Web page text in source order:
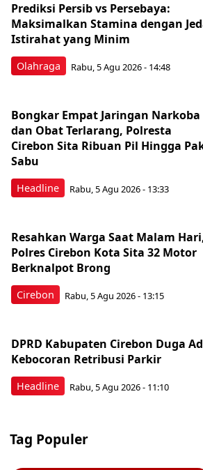
Olahraga
Prediksi Persib vs Persebaya:
Maksimalkan Stamina dengan
Istirahat yang Minim
Rabu, 5 Agu 2026 - 14:48
Headline
Bongkar Empat Jaringan Narkoba
dan Obat Terlarang, Polresta
Cirebon Sita Ribuan Pil Hingga
Sabu
Rabu, 5 Agu 2026 - 13:33
Cirebon
Resahkan Warga Saat Malam
Polres Cirebon Kota Sita 32 Motor
Berknalpot Brong
Rabu, 5 Agu 2026 - 13:15
Headline
DPRD Kabupaten Cirebon Duga
Kebocoran Retribusi Parkir
Rabu, 5 Agu 2026 - 11:10
Tag Populer